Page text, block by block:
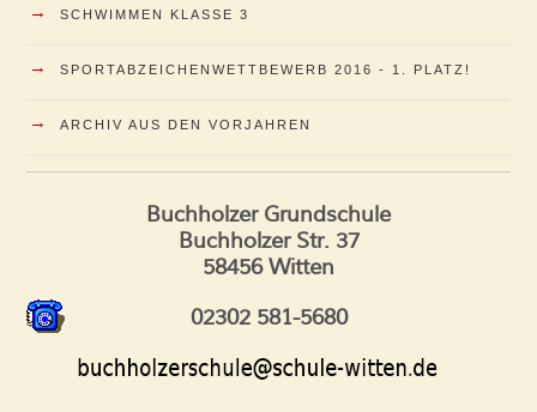
→ SCHWIMMEN KLASSE 3
→ SPORTABZEICHENWETTBEWERB 2016 - 1. PLATZ!
→ ARCHIV AUS DEN VORJAHREN
Buchholzer Grundschule
Buchholzer Str. 37
58456 Witten
02302 581-5680